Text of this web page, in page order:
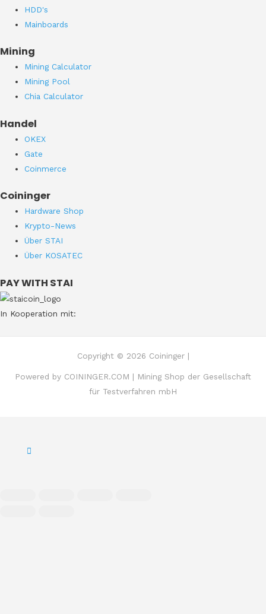
HDD's
Mainboards
Mining
Mining Calculator
Mining Pool
Chia Calculator
Handel
OKEX
Gate
Coinmerce
Coininger
Hardware Shop
Krypto-News
Über STAI
Über KOSATEC
PAY WITH STAI
In Kooperation mit:
Copyright © 2026 Coininger |
Powered by COININGER.COM | Mining Shop der Gesellschaft
für Testverfahren mbH